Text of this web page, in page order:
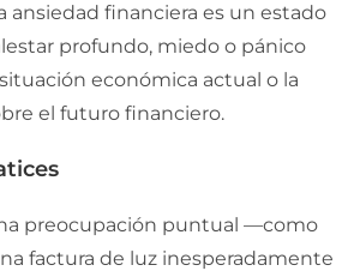
ansiedad financiera es un estado
profundo, miedo o pánico
económica actual o la
el futuro financiero.
preocupación puntual —como
factura de luz inesperadamente